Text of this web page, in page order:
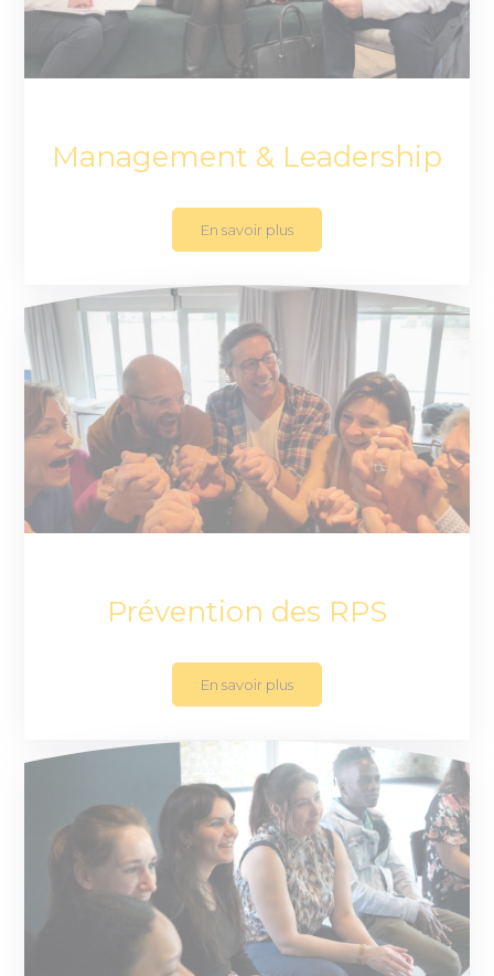
Management & Leadership
En savoir plus
Prévention des RPS
En savoir plus